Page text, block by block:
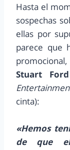
Hasta el
sospechas
ellas por
parece que
Stuart Ford
cinta):
«Hemos
de que